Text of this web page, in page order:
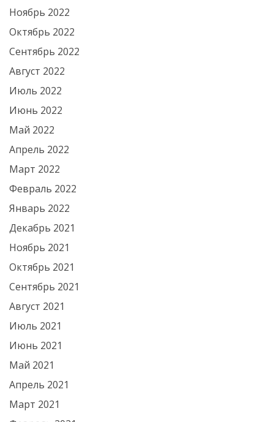
Ноябрь 2022
Октябрь 2022
Сентябрь 2022
Август 2022
Июль 2022
Июнь 2022
Май 2022
Апрель 2022
Март 2022
Февраль 2022
Январь 2022
Декабрь 2021
Ноябрь 2021
Октябрь 2021
Сентябрь 2021
Август 2021
Июль 2021
Июнь 2021
Май 2021
Апрель 2021
Март 2021